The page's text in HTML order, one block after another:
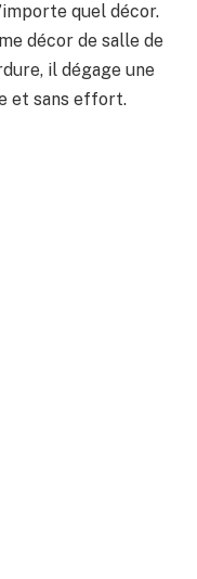
quel décor.
décor de salle de
il dégage une
et sans effort.